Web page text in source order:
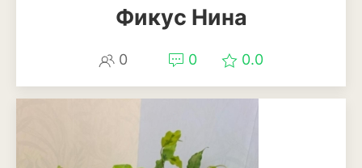
Фикус Нина
0 0 0.0